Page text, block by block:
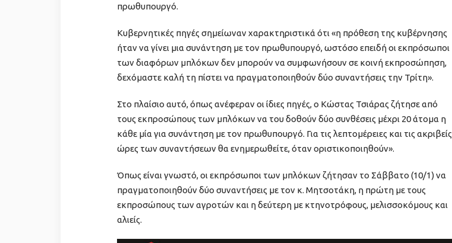
πρωθυπουργό.
Κυβερνητικές πηγές σημείωναν χαρακτηριστικά ότι «η πρόθεση της κυβέρνησης
ήταν να γίνει μια συνάντηση με τον πρωθυπουργό, ωστόσο επειδή οι εκπρόσωποι
των διαφόρων μπλόκων δεν μπορούν να συμφωνήσουν σε κοινή εκπροσώπηση,
δεχόμαστε καλή τη πίστει να πραγματοποιηθούν δύο συναντήσεις την Τρίτη».
Στο πλαίσιο αυτό, όπως ανέφεραν οι ίδιες πηγές, ο Κώστας Τσιάρας ζήτησε από
τους εκπροσώπους των μπλόκων να του δοθούν δύο συνθέσεις μέχρι 20 άτομα η
κάθε μία για συνάντηση με τον πρωθυπουργό. Για τις λεπτομέρειες και τις ακριβείς
ώρες των συναντήσεων θα ενημερωθείτε, όταν οριστικοποιηθούν».
Όπως είναι γνωστό, οι εκπρόσωποι των μπλόκων ζήτησαν το Σάββατο (10/1) να
πραγματοποιηθούν δύο συναντήσεις με τον κ. Μητσοτάκη, η πρώτη με τους
εκπροσώπους των αγροτών και η δεύτερη με κτηνοτρόφους, μελισσοκόμους και
αλιείς.